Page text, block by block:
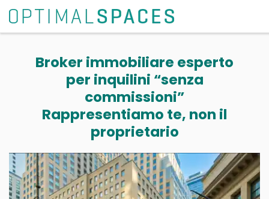
Broker immobiliare esperto
per inquilini “senza
commissioni”
Rappresentiamo te, non il
proprietario